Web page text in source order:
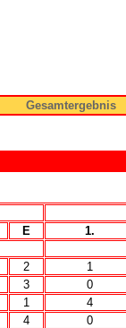
Gesamtergebnis
E 1.
2 1
3 0
1 4
4 0